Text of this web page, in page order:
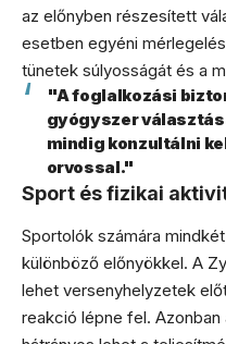
az előnyben részesített
esetben egyéni
tünetek súlyosságát és a
"A foglalkozási
gyógyszer
mindig konzultálni
orvossal."
Sport és fizikai
Sportolók számára
különböző előnyökkel. A
lehet versenyhelyzetek
reakció lépne fel.